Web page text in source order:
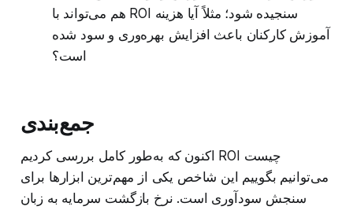
هم می‌تواند با ROI سنجیده شود؛ مثلاً آیا هزینه
آموزش کارکنان باعث افزایش بهره‌وری و سود شده
است؟
جمع‌بندی
اکنون که به‌طور کامل بررسی کردیم ROI چیست
می‌توانیم بگوییم این شاخص یکی از مهم‌ترین ابزارها برای
سنجش سودآوری است. نرخ بازگشت سرمایه به زبان